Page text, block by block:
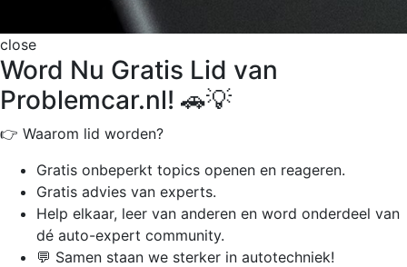
close
Word Nu Gratis Lid van
Problemcar.nl! 🚗💡
👉 Waarom lid worden?
Gratis onbeperkt topics openen en reageren.
Gratis advies van experts.
Help elkaar, leer van anderen en word onderdeel van
dé auto-expert community.
💬 Samen staan we sterker in autotechniek!